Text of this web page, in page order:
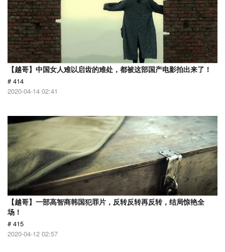
【越哥】中国女人难以启齿的难处，都被这部国产电影拍出来了！
# 414
2020-04-14 02:41
【越哥】一部高智商韩国犯罪片，反转反转再反转，结局惊艳全
场！
# 415
2020-04-12 02:57